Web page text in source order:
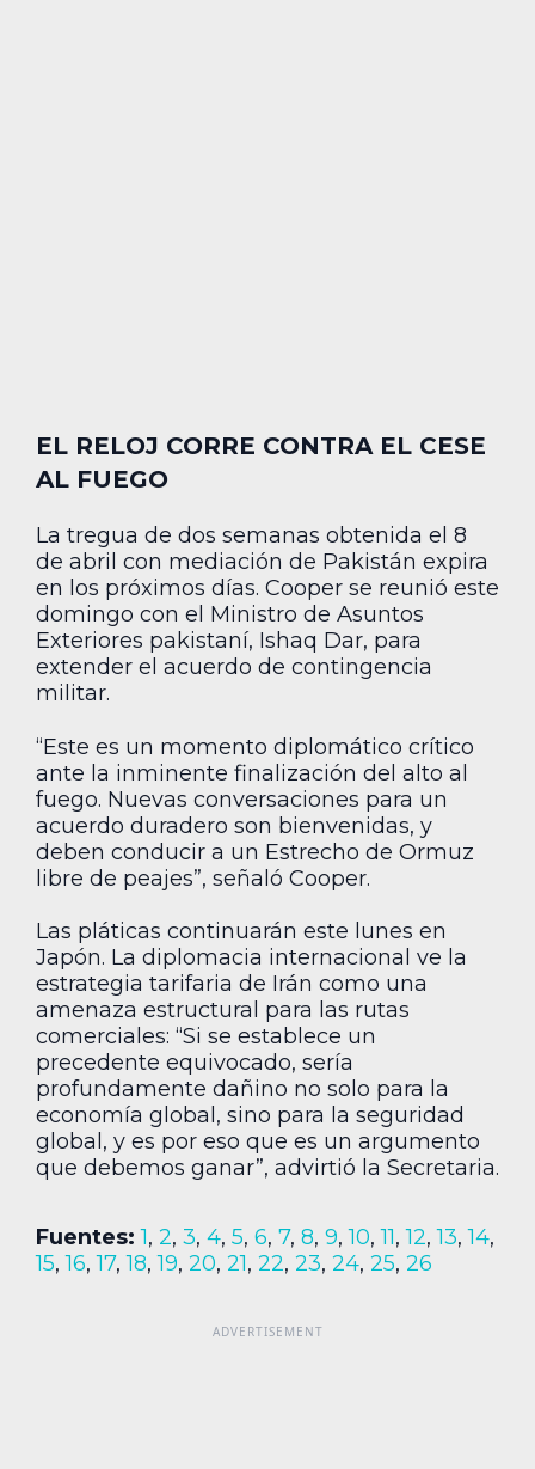
EL RELOJ CORRE CONTRA EL CESE
AL FUEGO
La tregua de dos semanas obtenida el 8
de abril con mediación de Pakistán expira
en los próximos días. Cooper se reunió este
domingo con el Ministro de Asuntos
Exteriores pakistaní, Ishaq Dar, para
extender el acuerdo de contingencia
militar.
“Este es un momento diplomático crítico
ante la inminente finalización del alto al
fuego. Nuevas conversaciones para un
acuerdo duradero son bienvenidas, y
deben conducir a un Estrecho de Ormuz
libre de peajes”, señaló Cooper.
Las pláticas continuarán este lunes en
Japón. La diplomacia internacional ve la
estrategia tarifaria de Irán como una
amenaza estructural para las rutas
comerciales: “Si se establece un
precedente equivocado, sería
profundamente dañino no solo para la
economía global, sino para la seguridad
global, y es por eso que es un argumento
que debemos ganar”, advirtió la Secretaria.
Fuentes: 1, 2, 3, 4, 5, 6, 7, 8, 9,10,11,12,13,14,
15,16,17,18,19, 20, 21, 22, 23, 24, 25, 26